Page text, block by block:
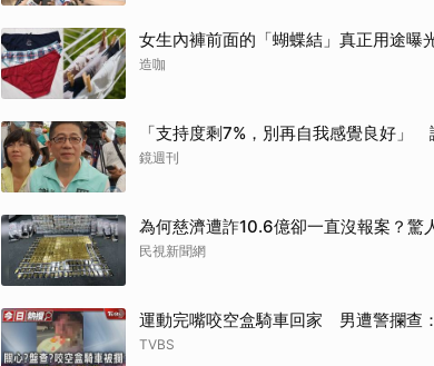
女生內褲前面的「蝴蝶結」真正用途曝
造咖
「支持度剩7%，別再自我感覺良好
鏡週刊
為何慈濟遭詐10.6億卻一直沒報案？驚
民視新聞網
運動完嘴咬空盒騎車回家 男遭警攔查
TVBS